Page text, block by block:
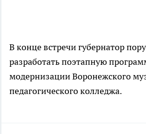
В конце встречи губернатор
разработать поэтапную
модернизации Воронежского
педагогического колледжа.